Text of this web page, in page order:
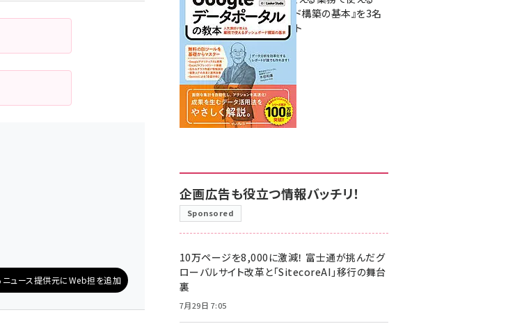
る
る
ニュース提供元にWeb担を追加
ダッシュボード構築の基本』を3名
様にプレゼント
7月31日 10:00
企画広告も役立つ情報バッチリ！
Sponsored
10万ページを8,000に激減！ 富士通が挑んだグ
ローバルサイト改革と「SitecoreAI」移行の舞台
裏
7月29日 7:05